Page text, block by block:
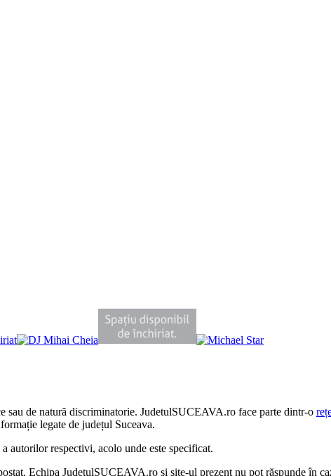
sau de natură discriminatorie. JudetulSUCEAVA.ro face parte dintr-o
legate de județul Suceava.
autorilor respectivi, acolo unde este specificat.
Echipa JudetulSUCEAVA.ro și site-ul prezent nu pot răspunde în